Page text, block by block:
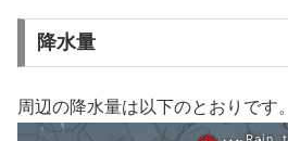
降水量
周辺の降水量は以下のとおりです。